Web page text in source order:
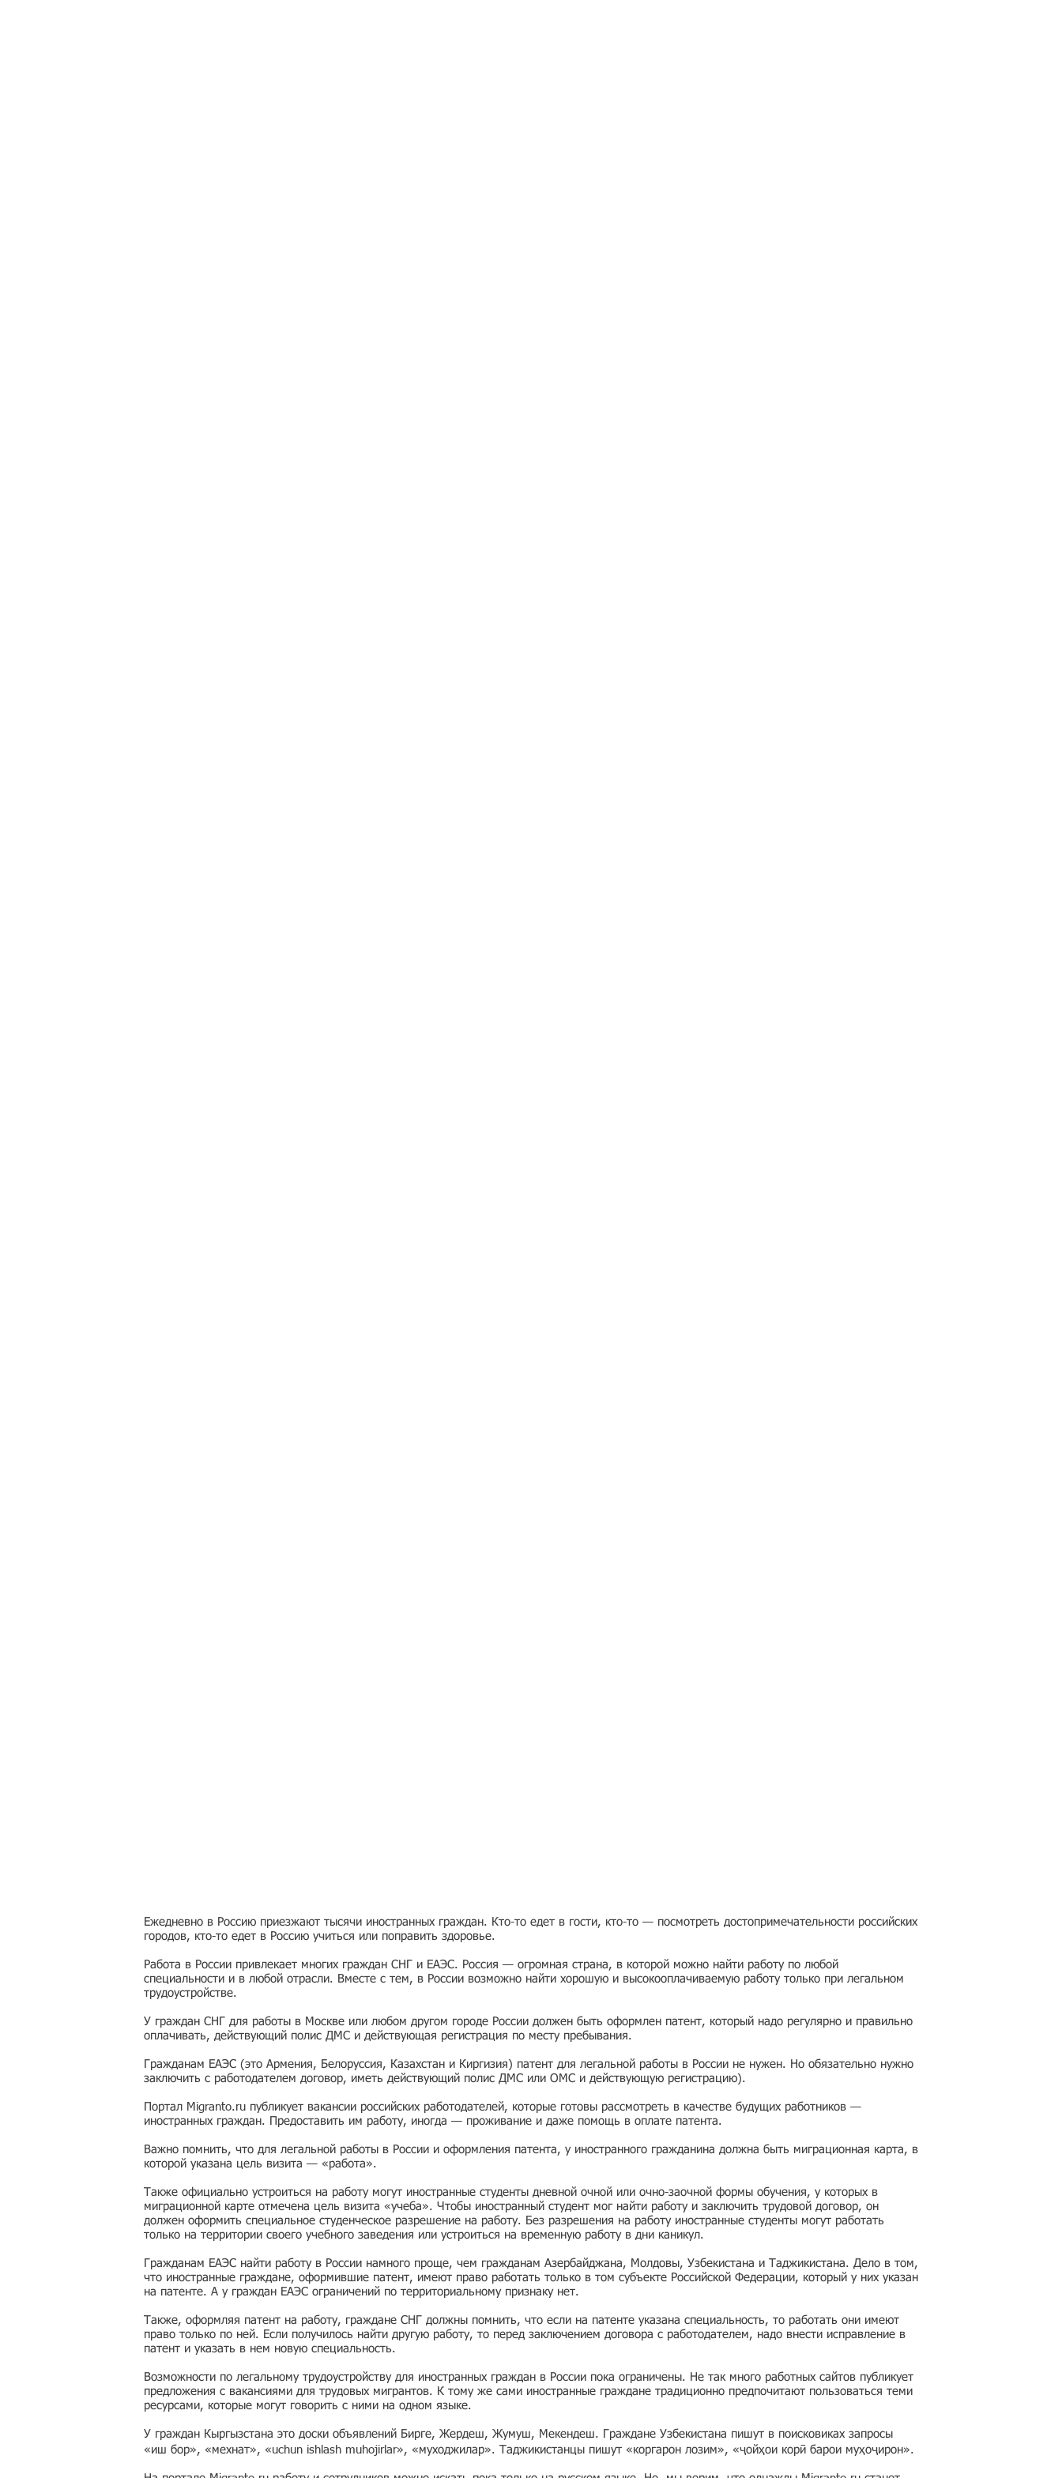
Ежедневно в Россию приезжают тысячи иностранных граждан. Кто-то едет в гости, кто-то — посмотреть достопримечательности российских
городов, кто-то едет в Россию учиться или поправить здоровье.
Работа в России привлекает многих граждан СНГ и ЕАЭС. Россия — огромная страна, в которой можно найти работу по любой
специальности и в любой отрасли. Вместе с тем, в России возможно найти хорошую и высокооплачиваемую работу только при легальном
трудоустройстве.
У граждан СНГ для работы в Москве или любом другом городе России должен быть оформлен патент, который надо регулярно и правильно
оплачивать, действующий полис ДМС и действующая регистрация по месту пребывания.
Гражданам ЕАЭС (это Армения, Белоруссия, Казахстан и Киргизия) патент для легальной работы в России не нужен. Но обязательно нужно
заключить с работодателем договор, иметь действующий полис ДМС или ОМС и действующую регистрацию).
Портал Migranto.ru публикует вакансии российских работодателей, которые готовы рассмотреть в качестве будущих работников —
иностранных граждан. Предоставить им работу, иногда — проживание и даже помощь в оплате патента.
Важно помнить, что для легальной работы в России и оформления патента, у иностранного гражданина должна быть миграционная карта, в
которой указана цель визита — «работа».
Также официально устроиться на работу могут иностранные студенты дневной очной или очно-заочной формы обучения, у которых в
миграционной карте отмечена цель визита «учеба». Чтобы иностранный студент мог найти работу и заключить трудовой договор, он
должен оформить специальное студенческое разрешение на работу. Без разрешения на работу иностранные студенты могут работать
только на территории своего учебного заведения или устроиться на временную работу в дни каникул.
Гражданам ЕАЭС найти работу в России намного проще, чем гражданам Азербайджана, Молдовы, Узбекистана и Таджикистана. Дело в том,
что иностранные граждане, оформившие патент, имеют право работать только в том субъекте Российской Федерации, который у них указан
на патенте. А у граждан ЕАЭС ограничений по территориальному признаку нет.
Также, оформляя патент на работу, граждане СНГ должны помнить, что если на патенте указана специальность, то работать они имеют
право только по ней. Если получилось найти другую работу, то перед заключением договора с работодателем, надо внести исправление в
патент и указать в нем новую специальность.
Возможности по легальному трудоустройству для иностранных граждан в России пока ограничены. Не так много работных сайтов публикует
предложения с вакансиями для трудовых мигрантов. К тому же сами иностранные граждане традиционно предпочитают пользоваться теми
ресурсами, которые могут говорить с ними на одном языке.
У граждан Кыргызстана это доски объявлений Бирге, Жердеш, Жумуш, Мекендеш. Граждане Узбекистана пишут в поисковиках запросы
«иш бор», «мехнат», «uchun ishlash muhojirlar», «муходжилар». Таджикистанцы пишут «коргарон лозим», «ҷойҳои корӣ барои муҳоҷирон».